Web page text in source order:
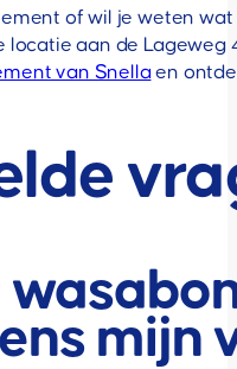
of wil je weten
aan de Lageweg
van Snellaen
mijn